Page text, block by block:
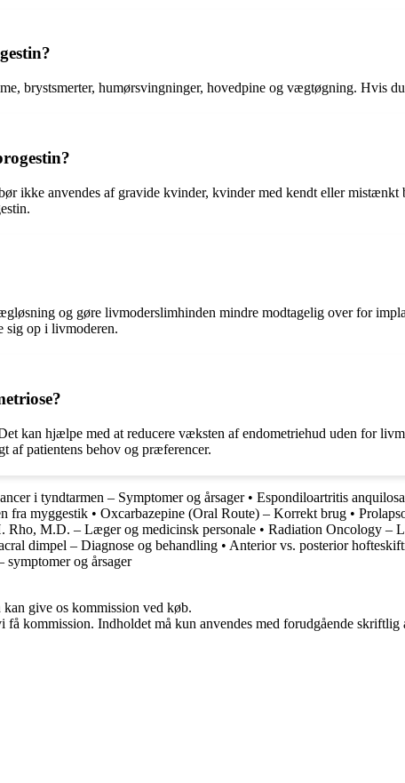
brystsmerter, humørsvingninger, hovedpine og vægtøgning. Hvis
ikke anvendes af gravide kvinder, kvinder med kendt eller
og gøre livmoderslimhinden mindre modtagelig over for
sig op i livmoderen.
kan hjælpe med at reducere væksten af endometriehud uden for
af patientens behov og præferencer.
i tyndtarmen – Symptomer og årsager• Espondiloartritis
fra myggestik • Oxcarbazepine (Oral Route) – Korrekt brug •
Rho, M.D. – Læger og medicinsk personale • Radiation Oncology –
dimpel – Diagnose og behandling • Anterior vs. posterior
symptomer og årsager
give os kommission ved køb.
kommission. Indholdet må kun anvendes med forudgående skriftlig